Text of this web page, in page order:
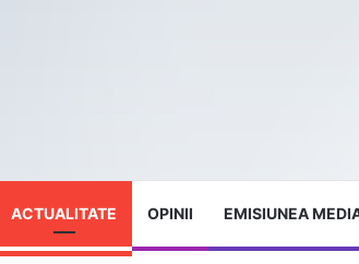
ACTUALITATE OPINII EMISIUNEA